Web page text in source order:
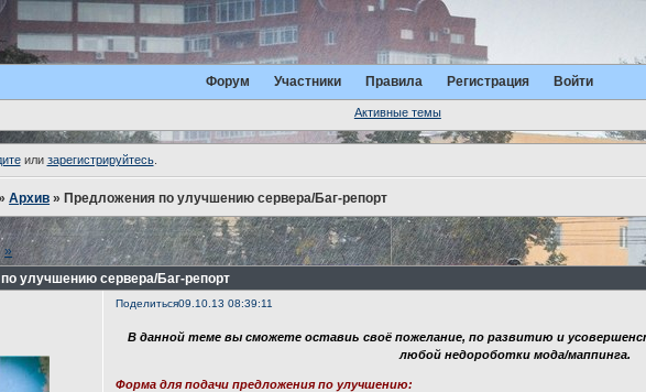
Форум Участники Правила Регистрация Войти
Активные темы
или зарегистрируйтесь.
Архив »Предложения по улучшению сервера/Баг-репорт
улучшению сервера/Баг-репорт
»
Поделиться09.10.13 08:39:11
В данной теме вы сможете оставиь своё пожелание, по развитию и
любой недороботки мода/маппинга.
Форма для подачи предложения по улучшению: